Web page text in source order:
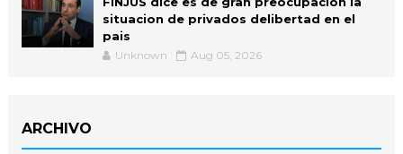
situacion de privados delibertad en el
pais
Unknown Aug 05, 2026
ARCHIVO